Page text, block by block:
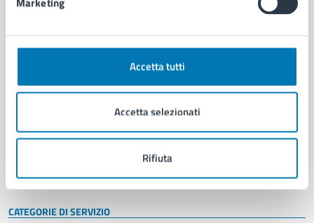
Accetta tutti
Accetta selezionati
Rifiuta
AMMINISTRAZIONE
Organi di governo
Enti e fondazioni
Personale amministrativo
Intranet, posta aziendale e protocollo
CATEGORIE DI SERVIZIO